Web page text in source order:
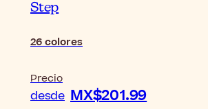
Step
26colores
Precio
desde MX$201.99